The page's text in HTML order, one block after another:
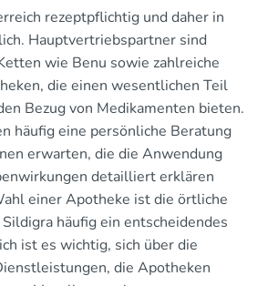
rezeptpflichtig und daher in
Hauptvertriebspartner sind
wie Benu sowie zahlreiche
die einen wesentlichen Teil
Bezug von Medikamenten bieten.
häufig eine persönliche Beratung
erwarten, die die Anwendung
detailliert erklären
einer Apotheke ist die örtliche
häufig ein entscheidendes
ist es wichtig, sich über die
die Apotheken